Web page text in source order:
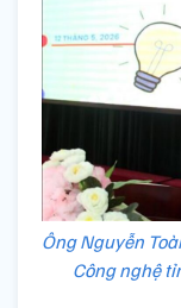
Ông Nguyễn
Công nghệ